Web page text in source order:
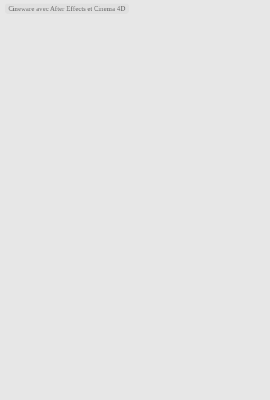
Cineware avec After Effects et Cinema 4D